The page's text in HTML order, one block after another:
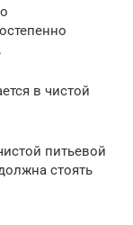
в чистой
питьевой
стоять